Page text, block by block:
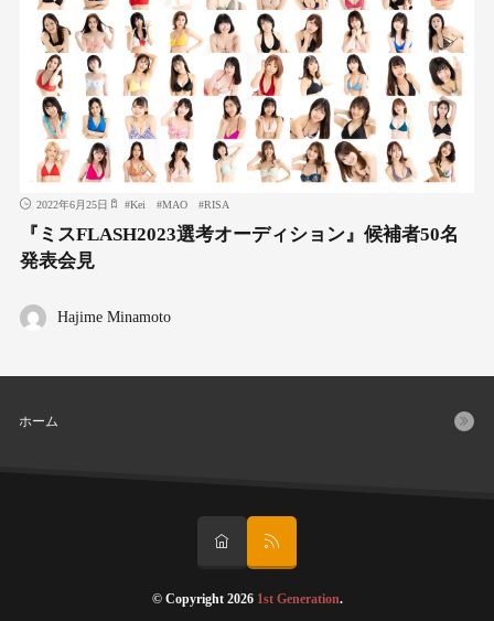
2022年6月25日 #Kei #MAO #RISA
『ミスFLASH2023選考オーディション』候補者50名
発表会見
Hajime Minamoto
ホーム
© Copyright 2026 1st Generation.